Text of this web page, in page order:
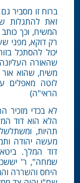
ברוח זו מסביר
זאת להתגלות
המשיח, וכך
רק דוקא, מפני
יכול להסתכל
שהאורה
משיח, שהוא
לוטה מאפלים
הראי"ה)
לא בכדי מזכיר
הלא הוא דוד
תהיות,
מעשה יהודה
דוד המלך.
שמחה", ר'
היחס והשררה